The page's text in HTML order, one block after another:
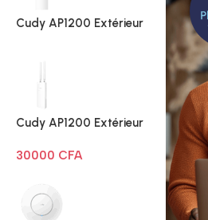
Cudy AP1200 Extérieur
Cudy AP1200 Extérieur
30000 CFA